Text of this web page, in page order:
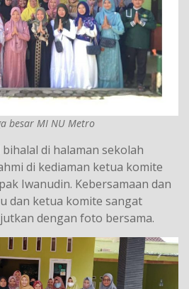
besar MI NU Metro
di halaman sekolah
di kediaman ketua komite
Iwanudin. Kebersamaan dan
dan ketua komite sangat
dengan foto bersama.